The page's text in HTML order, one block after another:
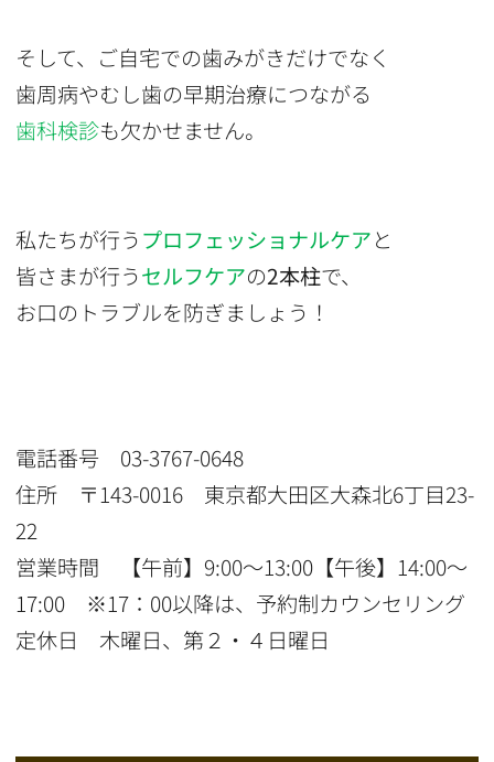
そして、ご自宅での歯みがきだけでなく
歯周病やむし歯の早期治療につながる
歯科検診も欠かせません。
私たちが行うプロフェッショナルケアと
皆さまが行うセルフケアの2本柱で、
お口のトラブルを防ぎましょう！
電話番号 03-3767-0648
住所 〒143-0016 東京都大田区大森北6丁目23-
22
営業時間 【午前】9:00〜13:00【午後】14:00〜
17:00 ※17：00以降は、予約制カウンセリング
定休日 木曜日、第２・４日曜日